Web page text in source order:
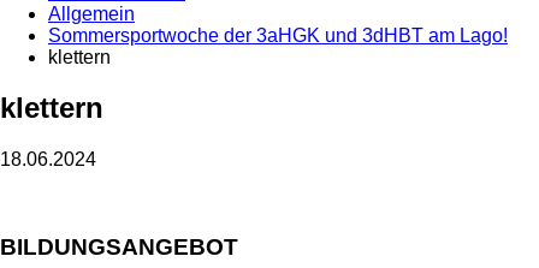
Allgemein
Sommersportwoche der 3aHGK und 3dHBT am Lago!
klettern
klettern
18.06.2024
BILDUNGSANGEBOT